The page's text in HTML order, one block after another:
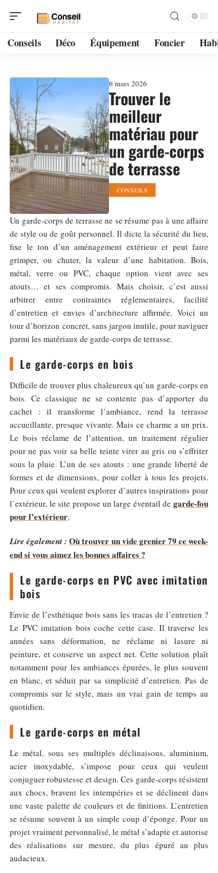
Conseils Déco Équipement Foncier
6 mars 2026
Trouver le
meilleur
matériau pour
un garde-corps
de terrasse
CONSEILS
Un garde-corps de terrasse ne se résume pas à une affaire
de style ou de goût personnel. Il dicte la sécurité du lieu,
fixe le ton d’un aménagement extérieur et peut faire
grimper, ou chuter, la valeur d’une habitation. Bois,
métal, verre ou PVC, chaque option vient avec ses
atouts… et ses compromis. Mais choisir, c’est aussi
arbitrer entre contraintes réglementaires, facilité
d’entretien et envies d’architecture affirmée. Voici un
tour d’horizon concret, sans jargon inutile, pour naviguer
parmi les matériaux de garde-corps de terrasse.
Le garde-corps en bois
Difficile de trouver plus chaleureux qu’un garde-corps en
bois. Ce classique ne se contente pas d’apporter du
cachet : il transforme l’ambiance, rend la terrasse
accueillante, presque vivante. Mais ce charme a un prix.
Le bois réclame de l’attention, un traitement régulier
pour ne pas voir sa belle teinte virer au gris ou s’effriter
sous la pluie. L’un de ses atouts : une grande liberté de
formes et de dimensions, pour coller à tous les projets.
Pour ceux qui veulent explorer d’autres inspirations pour
l’extérieur, le site propose un large éventail de garde-fou
pour l’extérieur.
Lire également : Où trouver un vide grenier 79 ce week-
end si vous aimez les bonnes affaires ?
Le garde-corps en PVC avec imitation
bois
Envie de l’esthétique bois sans les tracas de l’entretien ?
Le PVC imitation bois coche cette case. Il traverse les
années sans déformation, ne réclame ni lasure ni
peinture, et conserve un aspect net. Cette solution plaît
notamment pour les ambiances épurées, le plus souvent
en blanc, et séduit par sa simplicité d’entretien. Pas de
compromis sur le style, mais un vrai gain de temps au
quotidien.
Le garde-corps en métal
Le métal, sous ses multiples déclinaisons, aluminium,
acier inoxydable, s’impose pour ceux qui veulent
conjuguer robustesse et design. Ces garde-corps résistent
aux chocs, bravent les intempéries et se déclinent dans
une vaste palette de couleurs et de finitions. L’entretien
se résume souvent à un simple coup d’éponge. Pour un
projet vraiment personnalisé, le métal s’adapte et autorise
des réalisations sur mesure, du plus épuré au plus
audacieux.